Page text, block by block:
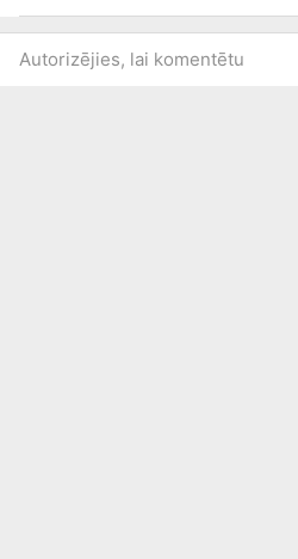
Autorizējies, lai komentētu